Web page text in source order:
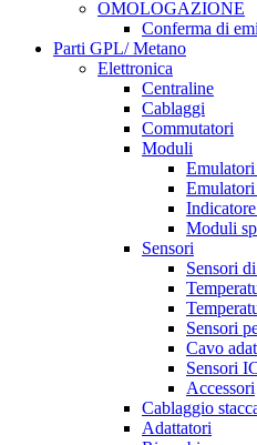
OMOLOGAZIONE
Conferma di
Parti GPL/ Metano
Elettronica
Centraline
Cablaggi
Commutatori
Moduli
Emulatori
Moduli
Sensori
Sensori
Sensori
Cavo
Sensori
Accessori
Cablaggio
Adattatori